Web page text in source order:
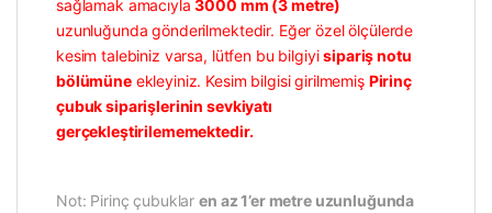
sağlamak amacıyla3000 mm (3 metre)
uzunluğunda gönderilmektedir. Eğer özel ölçülerde
kesim talebiniz varsa, lütfen bu bilgiyisipariş notu
bölümüneekleyiniz. Kesim bilgisi girilmemiş Pirinç
çubuk siparişlerinin sevkiyatı
gerçekleştirilememektedir.
Not: Pirinç çubuklaren az 1’er metre uzunluğunda